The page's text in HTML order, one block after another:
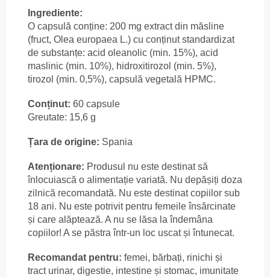
Ingrediente:
O capsulă conține: 200 mg extract din măsline
(fruct, Olea europaea L.) cu conținut standardizat
de substanțe: acid oleanolic (min. 15%), acid
maslinic (min. 10%), hidroxitirozol (min. 5%),
tirozol (min. 0,5%), capsulă vegetală HPMC.
Conținut: 60 capsule
Greutate: 15,6 g
Țara de origine: Spania
Atenționare: Produsul nu este destinat să
înlocuiască o alimentație variată. Nu depășiți doza
zilnică recomandată. Nu este destinat copiilor sub
18 ani. Nu este potrivit pentru femeile însărcinate
și care alăptează. A nu se lăsa la îndemâna
copiilor! A se păstra într-un loc uscat și întunecat.
Recomandat pentru: femei, bărbați, rinichi și
tract urinar, digestie, intestine și stomac, imunitate